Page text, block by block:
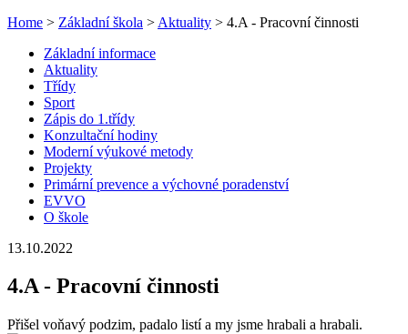
Home > Základní škola > Aktuality > 4.A - Pracovní činnosti
Základní informace
Aktuality
Třídy
Sport
Zápis do 1.třídy
Konzultační hodiny
Moderní výukové metody
Projekty
Primární prevence a výchovné poradenství
EVVO
O škole
13.10.2022
4.A - Pracovní činnosti
Přišel voňavý podzim, padalo listí a my jsme hrabali a hrabali.